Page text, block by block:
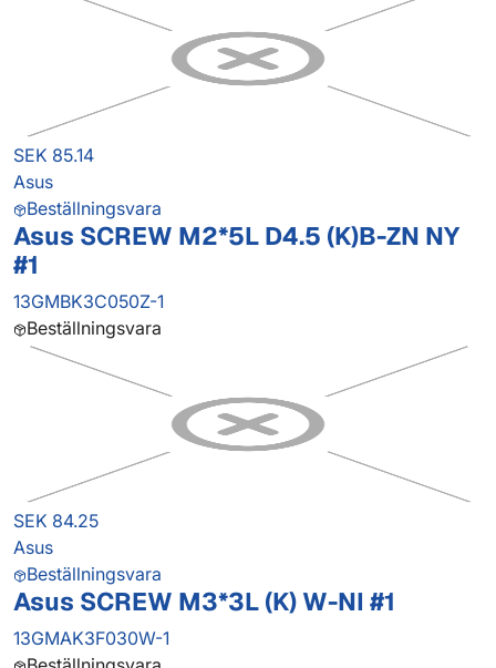
SEK 85.14
Asus
Beställningsvara
Asus SCREW M2*5L D4.5 (K)B-ZN NY
#1
13GMBK3C050Z-1
Beställningsvara
SEK 84.25
Asus
Beställningsvara
Asus SCREW M3*3L (K) W-NI #1
13GMAK3F030W-1